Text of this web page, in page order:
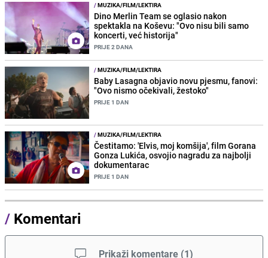
/MUZIKA/FILM/LEKTIRA
Dino Merlin Team se oglasio nakon
spektakla na Koševu: "Ovo nisu bili samo
koncerti, već historija"
PRIJE 2 DANA
/MUZIKA/FILM/LEKTIRA
Baby Lasagna objavio novu pjesmu, fanovi:
"Ovo nismo očekivali, žestoko"
PRIJE 1 DAN
/MUZIKA/FILM/LEKTIRA
Čestitamo: 'Elvis, moj komšija', film Gorana
Gonza Lukića, osvojio nagradu za najbolji
dokumentarac
PRIJE 1 DAN
/ Komentari
Prikaži komentare (1)